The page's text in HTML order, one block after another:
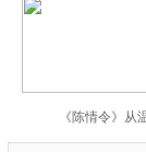
《陈情令》从